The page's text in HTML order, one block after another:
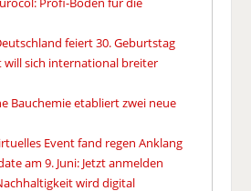
feiert 30. Geburtstag
will sich international breiter
Bauchemie etabliert zwei neue
Event fand regen Anklang
am 9. Juni: Jetzt anmelden
wird digital